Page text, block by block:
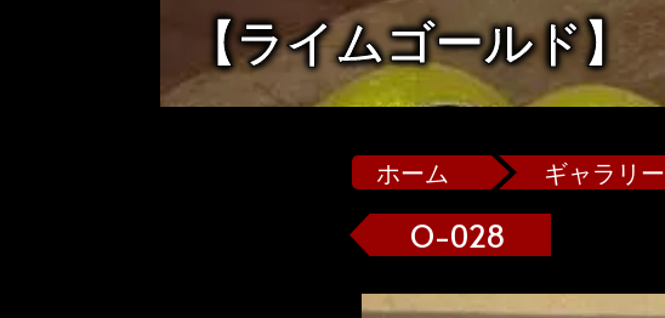
【ライムゴールド】
ホーム ギャラリー
O-028